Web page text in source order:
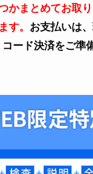
かまとめてお取
す。 お支払いは
コード決済をご準